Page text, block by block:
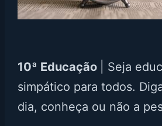
10ª Educação
| Seja
simpático para todos.
dia, conheça ou não a